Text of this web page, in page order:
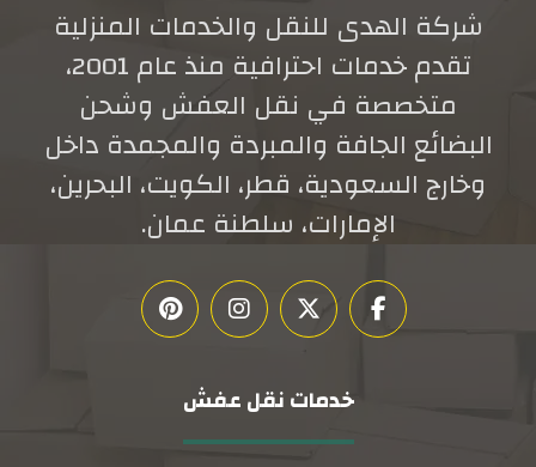
شركة الهدى للنقل والخدمات المنزلية
تقدم خدمات احترافية منذ عام 2001،
متخصصة في نقل العفش وشحن
البضائع الجافة والمبردة والمجمدة داخل
وخارج السعودية، قطر، الكويت، البحرين،
الإمارات، سلطنة عمان.
خدمات نقل عفش